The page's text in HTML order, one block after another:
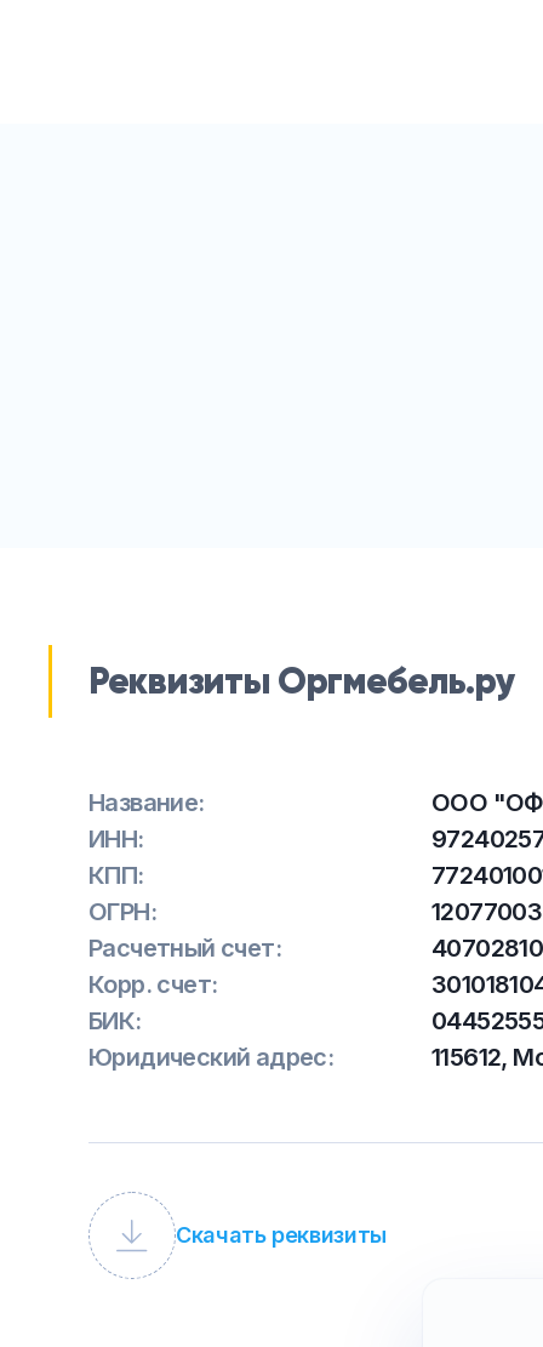
Реквизиты Оргмебель.ру
Название:
ООО
ИНН:
КПП:
ОГРН:
Расчетный счет:
Корр. счет:
БИК:
Юридический адрес:
115612,
Скачать реквизиты